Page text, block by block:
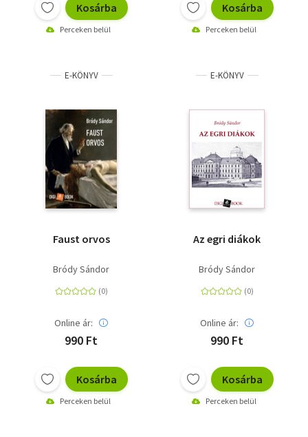
Kosárba
Perceken belül
Kosárba
Perceken belül
E-KÖNYV
Faust orvos
Bródy Sándor
Online ár:
990 Ft
Kosárba
Perceken belül
E-KÖNYV
Az egri diákok
Bródy Sándor
Online ár:
990 Ft
Kosárba
Perceken belül